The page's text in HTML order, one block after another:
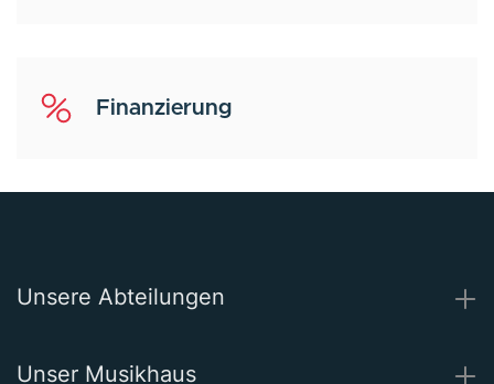
Finanzierung
Unsere Abteilungen
Unser Musikhaus